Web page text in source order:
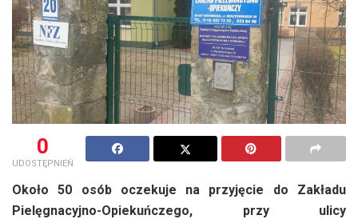
0
UDOSTĘPNIEŃ
Około 50 osób oczekuje na przyjęcie do Zakładu
Pielęgnacyjno-Opiekuńczego, przy ulicy